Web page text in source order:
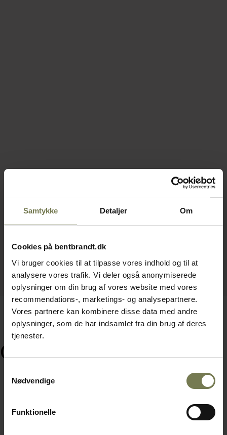
Samtykke Detaljer Om
Cookies på bentbrandt.dk
Vi bruger cookies til at tilpasse vores indhold og til at
analysere vores trafik. Vi deler også anonymiserede
oplysninger om din brug af vores website med vores
recommendations-, marketings- og analysepartnere.
Vores partnere kan kombinere disse data med andre
oplysninger, som de har indsamlet fra din brug af deres
tjenester.
Nødvendige
Funktionelle
Ofte købt sammen med